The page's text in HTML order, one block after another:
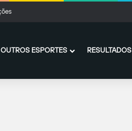
OUTROS ESPORTES RESULTADOS